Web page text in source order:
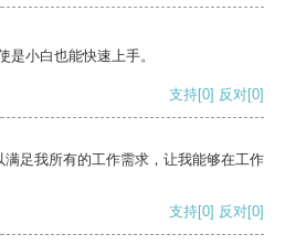
是小白也能快速上手。
支持[0] 反对[0]
足我所有的工作需求，让我能够在工作
支持[0] 反对[0]